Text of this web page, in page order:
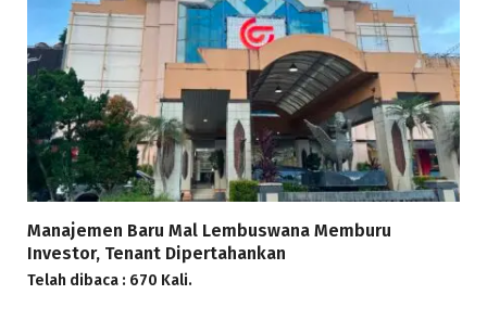
Manajemen Baru Mal Lembuswana Memburu
Investor, Tenant Dipertahankan
Telah dibaca : 670 Kali.